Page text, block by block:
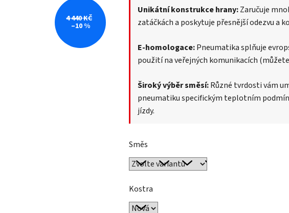
Unikátní konstrukce hrany:Zaručuje
zatáčkách a poskytuje přesnější odezvu a
E-homologace:Pneumatika splňuje
použití na veřejných komunikacích
Široký výběr směsí:Různé tvrdosti vám
pneumatiku specifickým teplotním
jízdy.
Směs
Kostra
4 440 KČ
–10 %